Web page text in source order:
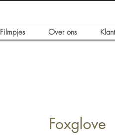
Filmpjes Over ons
Foxglove